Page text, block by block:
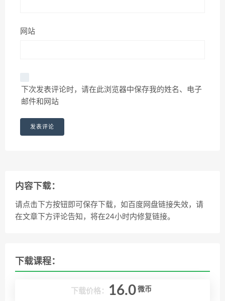
网站
下次发表评论时，请在此浏览器中保存我的姓名、电子
邮件和网站
内容下载：
请点击下方按钮即可保存下载，如百度网盘链接失效，请
在文章下方评论告知，将在24小时内修复链接。
下载课程：
下载价格： 16.0 微币